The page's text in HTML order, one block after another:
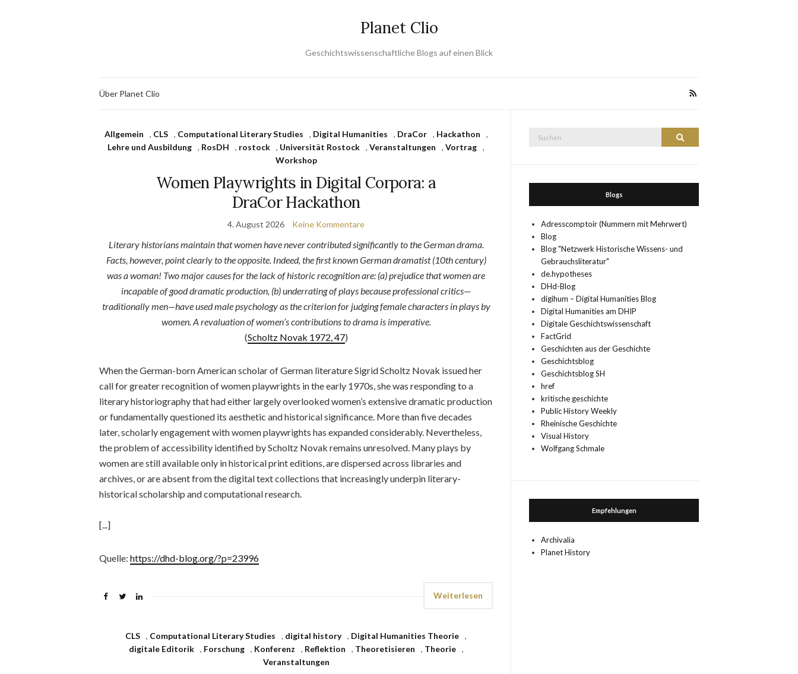
Planet Clio
Geschichtswissenschaftliche Blogs auf einen Blick
Über Planet Clio
Allgemein , CLS , Computational Literary Studies , Digital Humanities , DraCor , Hackathon
,
Lehre und Ausbildung , RosDH , rostock , Universität Rostock ,Veranstaltungen ,Vortrag ,
Workshop
Women Playwrights in Digital Corpora: a
DraCor Hackathon
4. August 2026 Keine Kommentare
Literary historians maintain that women have never contributed significantly to the German drama.
Facts, however, point clearly to the opposite. Indeed, the first known German dramatist (10th century)
was a woman! Two major causes for the lack of historic recognition are: (a) prejudice that women are
incapable of good dramatic production, (b) underrating of plays because professional critics—
traditionally men—have used male psychology as the criterion for judging female characters in plays by
women. A revaluation of women’s contributions to drama is imperative.
(Scholtz Novak 1972, 47)
When the German-born American scholar of German literature Sigrid Scholtz Novak issued her
call for greater recognition of women playwrights in the early 1970s, she was responding to a
literary historiography that had either largely overlooked women’s extensive dramatic production
or fundamentally questioned its aesthetic and historical significance. More than five decades
later, scholarly engagement with women playwrights has expanded considerably. Nevertheless,
the problem of accessibility identified by Scholtz Novak remains unresolved. Many plays by
women are still available only in historical print editions, are dispersed across libraries and
archives, or are absent from the digital text collections that increasingly underpin literary-
historical scholarship and computational research.
[...]
Quelle: https://dhd-blog.org/?p=23996
Weiterlesen
CLS , Computational Literary Studies , digital history , Digital Humanities Theorie ,
digitale Editorik
, Forschung , Konferenz , Reflektion , Theoretisieren , Theorie
,
Veranstaltungen
Suchen
Blogs
Adresscomptoir (Nummern mit Mehrwert)
Blog
Blog "Netzwerk Historische Wissens- und
Gebrauchsliteratur"
de.hypotheses
DHd-Blog
digihum – Digital Humanities Blog
Digital Humanities am DHIP
Digitale Geschichtswissenschaft
FactGrid
Geschichten aus der Geschichte
Geschichtsblog
Geschichtsblog SH
href
kritische geschichte
Public History Weekly
Rheinische Geschichte
Visual History
Wolfgang Schmale
Empfehlungen
Archivalia
Planet History